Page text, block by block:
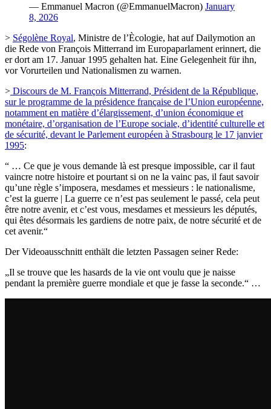
— Emmanuel Macron (@EmmanuelMacron) January
8, 2026
> Ségolène Royal, Ministre de l’Ècologie, hat auf Dailymotion an
die Rede von François Mitterrand im Europaparlament erinnert, die
er dort am 17. Januar 1995 gehalten hat. Eine Gelegenheit für ihn,
vor Vorurteilen und Nationalismen zu warnen.
> Discours de M. François Mitterrand, Président de la République,
sur le programme de la présidence française de l’Union européenne,
notamment en matière d’élargissement, d’union économique et
monétaire, d’organisation de l’Europe sociale, d’identité culturelle et
de sécurité, devant le Parlement européen à Strasbourg le 17 janvier
1995:
“ … Ce que je vous demande là est presque impossible, car il faut
vaincre notre histoire et pourtant si on ne la vainc pas, il faut savoir
qu’une règle s’imposera, mesdames et messieurs : le nationalisme,
c’est la guerre | La guerre ce n’est pas seulement le passé, cela peut
être notre avenir, et c’est vous, mesdames et messieurs les députés,
qui êtes désormais les gardiens de notre paix, de notre sécurité et de
cet avenir.“
Der Videoausschnitt enthält die letzten Passagen seiner Rede:
„Il se trouve que les hasards de la vie ont voulu que je naisse
pendant la première guerre mondiale et que je fasse la seconde.“ …